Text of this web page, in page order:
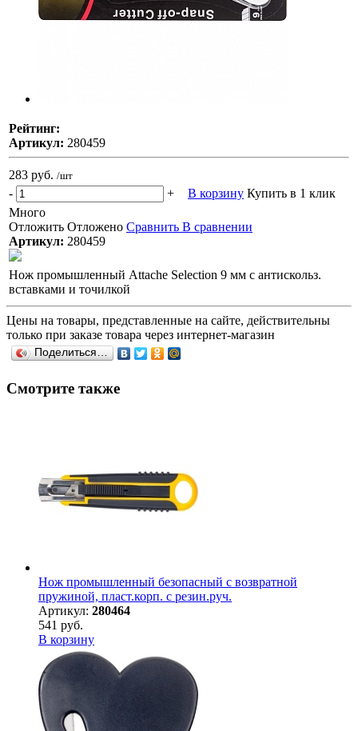
Рейтинг:
Артикул: 280459
283 руб. /шт
- + В корзину Купить в 1 клик
Много
Отложить Отложено Сравнить В сравнении
Артикул: 280459
Нож промышленный Attache Selection 9 мм с антискольз.
вставками и точилкой
Цены на товары, представленные на сайте, действительны
только при заказе товара через интернет-магазин
Поделиться…
Смотрите также
Нож промышленный безопасный с возвратной
пружиной, пласт.корп. с резин.руч.
Артикул: 280464
541 руб.
В корзину